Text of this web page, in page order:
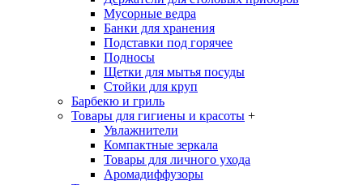
Мусорные ведра
Банки для хранения
Подставки под горячее
Подносы
Щетки для мытья посуды
Стойки для круп
Барбекю и гриль
Товары для гигиены и красоты +
Увлажнители
Компактные зеркала
Товары для личного ухода
Аромадиффузоры